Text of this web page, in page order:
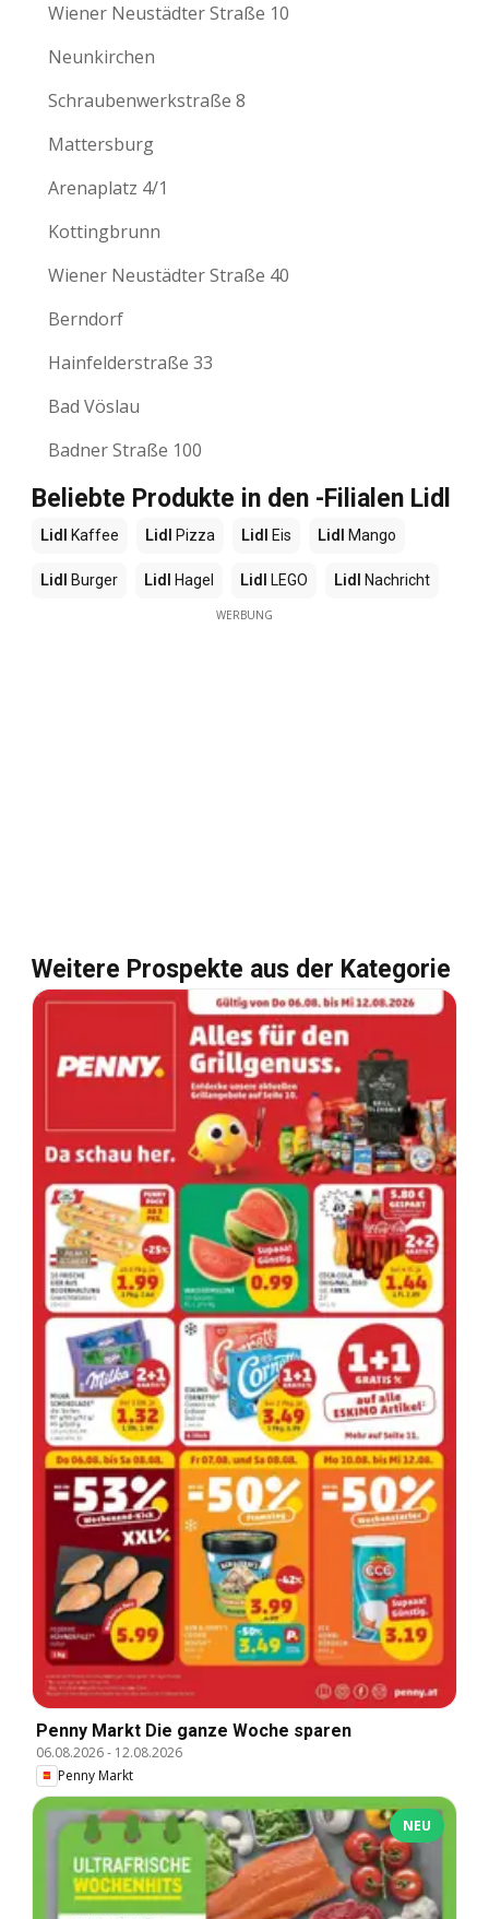
Wiener Neustädter Straße 10
Neunkirchen
Schraubenwerkstraße 8
Mattersburg
Arenaplatz 4/1
Kottingbrunn
Wiener Neustädter Straße 40
Berndorf
Hainfelderstraße 33
Bad Vöslau
Badner Straße 100
Beliebte Produkte in den -Filialen Lidl
Lidl Kaffee Lidl Pizza Lidl Eis Lidl Mango
Lidl Burger Lidl Hagel Lidl LEGO Lidl Nachricht
WERBUNG
Weitere Prospekte aus der Kategorie
Penny Markt Die ganze Woche sparen
06.08.2026- 12.08.2026
Penny Markt
NEU